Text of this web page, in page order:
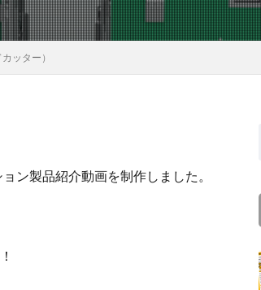
ッター）
ン製品紹介動画を制作しました。